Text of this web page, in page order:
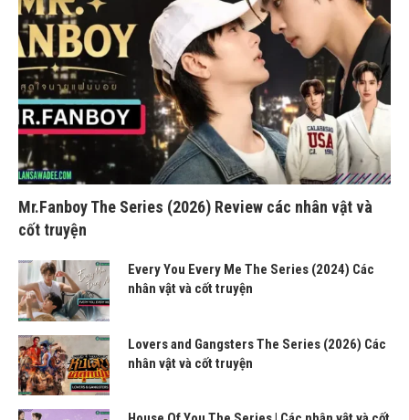
Mr.Fanboy The Series (2026) Review các nhân vật và
cốt truyện
Every You Every Me The Series (2024) Các
nhân vật và cốt truyện
Lovers and Gangsters The Series (2026) Các
nhân vật và cốt truyện